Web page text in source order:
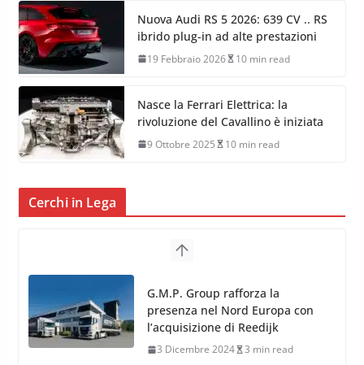
Nuova Audi RS 5 2026: 639 CV .. RS
ibrido plug-in ad alte prestazioni
19 Febbraio 2026 10 min read
Nasce la Ferrari Elettrica: la
rivoluzione del Cavallino è iniziata
9 Ottobre 2025 10 min read
Cerchi in Lega
TPMS Alcar Sensor – Sistemi di
Monitoraggio Pressione
Pneumatici
4 Aprile 2022 3 min read